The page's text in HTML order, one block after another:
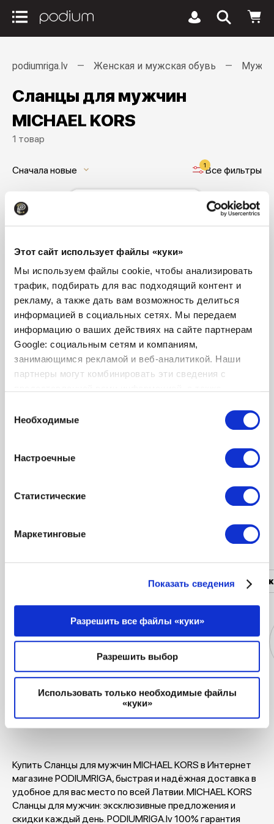
Этот сайт использует файлы «куки»
Мы используем файлы cookie, чтобы анализировать
трафик, подбирать для вас подходящий контент и
рекламу, а также дать вам возможность делиться
информацией в социальных сетях. Мы передаем
информацию о ваших действиях на сайте партнерам
Google: социальным сетям и компаниям,
занимающимся рекламой и веб-аналитикой. Наши
партнеры могут комбинировать эти сведения с
вами их сервисов.
согласия
Необходимые
Настроечные
Статистические
Маркетинговые
Показать сведения
Разрешить все файлы «куки»
Разрешить выбор
Использовать только необходимые файлы
«куки»
podiumriga.lv Женская и мужская обувь
Сланцы для мужчин
MICHAEL KORS
1 товар
Сначала новые keyboard_arrow_down 1Все фильтры
55.99
Вы просмотрели 1 товаров из 1
Популярные категории
Мужская одежда
Куртки Платья
Майки и
футболки
Блузки
Купить Сланцы для мужчин MICHAEL KORS в Интернет
магазине PODIUMRIGA, быстрая и надёжная доставка в
удобное для вас место по всей Латвии. MICHAEL KORS
Сланцы для мужчин: эксклюзивные предложения и
скидки каждый день. PODIUMRIGA.lv 100% гарантия